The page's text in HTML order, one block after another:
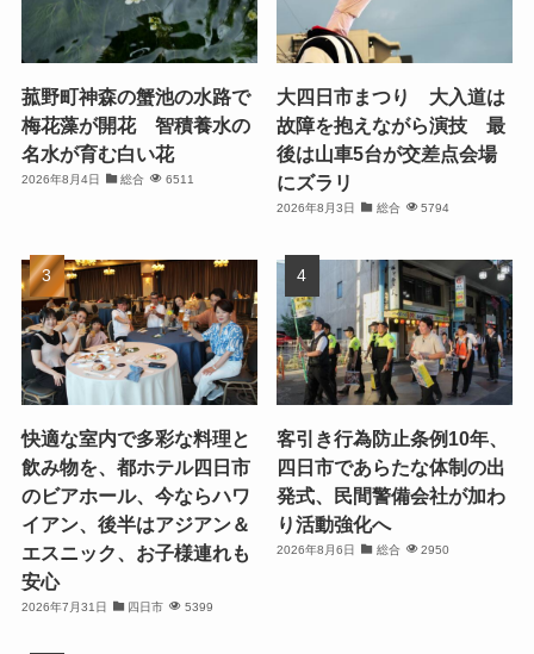
菰野町神森の蟹池の水路で
梅花藻が開花 智積養水の
名水が育む白い花
2026年8月4日 総合 6511
大四日市まつり 大入道は
故障を抱えながら演技 最
後は山車5台が交差点会場
にズラリ
2026年8月3日 総合 5794
快適な室内で多彩な料理と
飲み物を、都ホテル四日市
のビアホール、今ならハワ
イアン、後半はアジアン＆
エスニック、お子様連れも
安心
2026年7月31日 四日市 5399
客引き行為防止条例10年、
四日市であらたな体制の出
発式、民間警備会社が加わ
り活動強化へ
2026年8月6日 総合 2950